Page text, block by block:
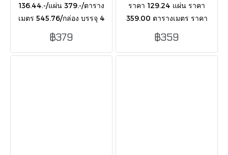
136.44.-/แผ่น 379.-/ตาราง
เมตร 545.76/กล่อง บรรจุ 4
แผ่น/กล่อง ปูได้ 1.44 ตาราง
เมตร
฿379
ราคา 129.24 แผ่น ราคา
359.00 ตารางเมตร ราคา
516.96 กล่อง บรรจุ 1
กล่อง/4แผ่น/1.44 ตารางเมตร
ผิวแมท (MATT)
฿359